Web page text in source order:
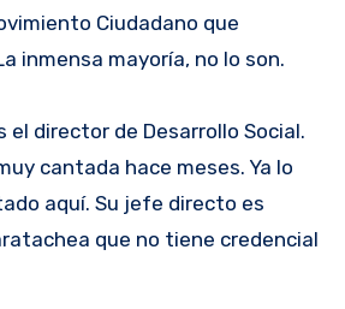
Ciudadano que
inmensa mayoría, no lo son.
el director de Desarrollo Social.
cantada hace meses. Ya lo
aquí. Su jefe directo es
que no tiene credencial